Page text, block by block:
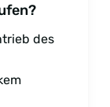
des